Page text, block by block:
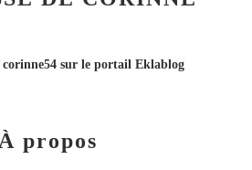
corinne54sur le portail Eklablog
À propos